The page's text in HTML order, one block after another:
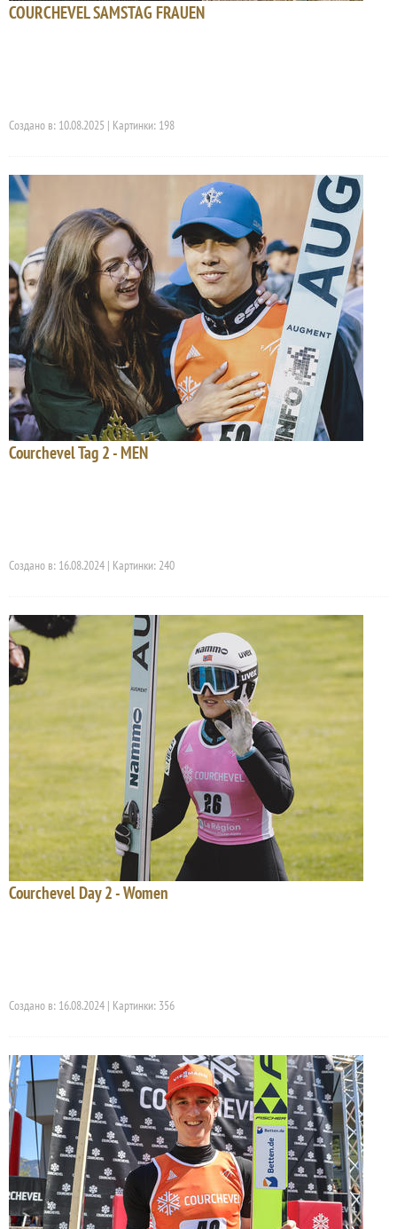
COURCHEVEL SAMSTAG FRAUEN
Создано в: 10.08.2025 | Картинки: 198
Courchevel Tag 2 - MEN
Создано в: 16.08.2024 | Картинки: 240
Courchevel Day 2 - Women
Создано в: 16.08.2024 | Картинки: 356